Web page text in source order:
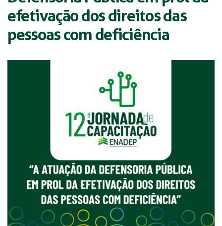
efetivação dos direitos das
pessoas com deficiência